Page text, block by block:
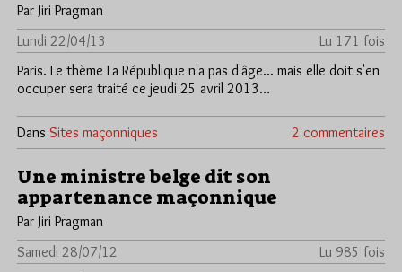
Par Jiri Pragman
Lundi 22/04/13
Lu 171 fois
Paris. Le thème La République n'a pas d'âge... mais elle doit s'en
occuper sera traité ce jeudi 25 avril 2013…
Dans Sites maçonniques 2 commentaires
Une ministre belge dit son
appartenance maçonnique
Par Jiri Pragman
Samedi 28/07/12
Lu 985 fois